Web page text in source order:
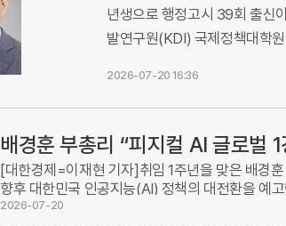
년생으로 행정고시 39회 출신
발연구원(KDI) 국제정책대학
2026-07-20 16:36
[대한경제=이재현 기자]취임 1주년을 맞은 배경
향후 대한민국 인공지능(AI) 정책의 대전환을 예
구개발(R&D) 복원 등 기초 인프라를 다진 시기였
2026-07-20